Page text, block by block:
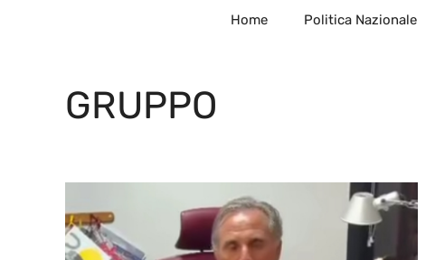
Home Politica Nazionale
GRUPPO